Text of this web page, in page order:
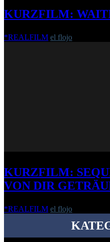
KURZFILM:
*REALFILM el flojo
KURZFILM:
VON DIR
*REALFILM el flojo